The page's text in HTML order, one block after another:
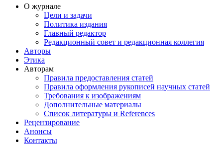
О журнале
Цели и задачи
Политика издания
Главный редактор
Редакционный совет и редакционная коллегия
Авторы
Этика
Авторам
Правила предоставления статей
Правила оформления рукописей научных статей
Требования к изображениям
Дополнительные материалы
Список литературы и References
Рецензирование
Анонсы
Контакты